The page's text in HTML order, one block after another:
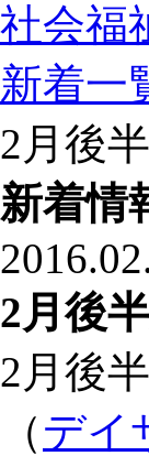
社会福
新着一
2月後
新着情
2月後
2月後
（デイ